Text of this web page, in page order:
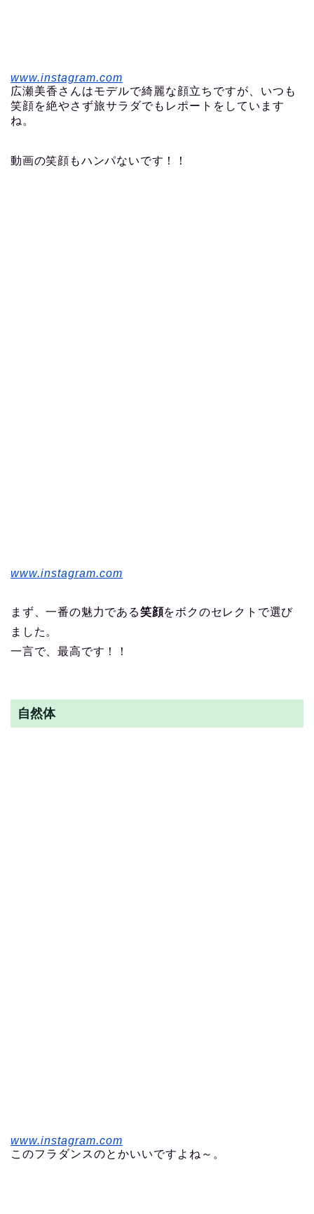
www.instagram.com
広瀬美香さんはモデルで綺麗な顔立ちですが、いつも
笑顔を絶やさず旅サラダでもレポートをしています
ね。
動画の笑顔もハンパないです！！
www.instagram.com
まず、一番の魅力である笑顔をボクのセレクトで選び
ました。
一言で、最高です！！
自然体
www.instagram.com
このフラダンスのとかいいですよね～。